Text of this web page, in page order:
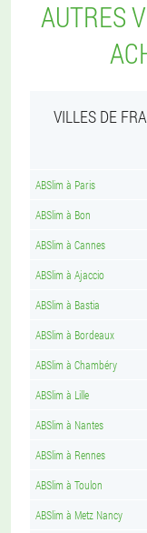
AUTRES
VILLES DE
ABSlim à Paris
ABSlim à Bon
ABSlim à Cannes
ABSlim à Ajaccio
ABSlim à Bastia
ABSlim à Bordeaux
ABSlim à Chambéry
ABSlim à Lille
ABSlim à Nantes
ABSlim à Rennes
ABSlim à Toulon
ABSlim à Metz Nancy